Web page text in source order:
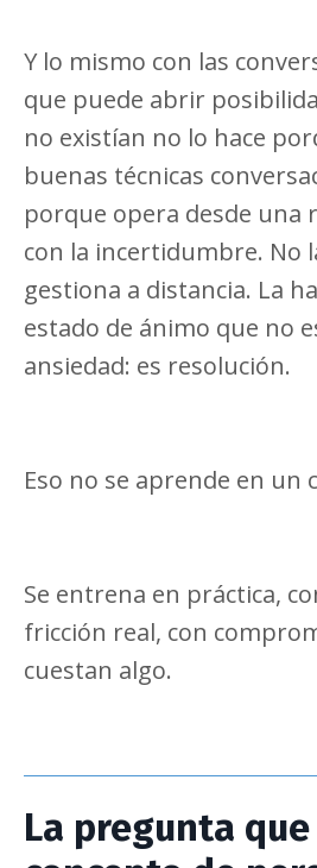
Y lo mismo con las
que puede abrir
no existían no lo hace
buenas técnicas
porque opera desde una
con la incertidumbre. No
gestiona a distancia. La
estado de ánimo que no
ansiedad: es resolución.
Eso no se aprende en un
Se entrena en práctica,
fricción real, con
cuestan algo.
La pregunta